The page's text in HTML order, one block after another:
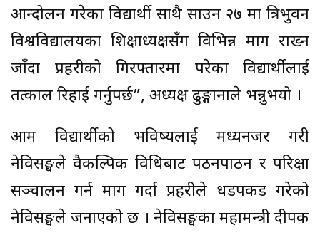
आन्दोलन गरेका विद्यार्थी साथै साउन २७ मा त्रिभुवन
विश्वविद्यालयका शिक्षाध्यक्षसँग विभिन्न माग राख्न
जाँदा प्रहरीको गिरफ्तारमा परेका विद्यार्थीलाई
तत्काल रिहाई गर्नुपर्छ”, अध्यक्ष ढुङ्गानाले भन्नुभयो ।
आम विद्यार्थीको भविष्यलाई मध्यनजर गरी
नेविसङ्घले वैकल्पिक विधिबाट पठनपाठन र परिक्षा
सञ्चालन गर्न माग गर्दा प्रहरीले धडपकड गरेको
नेविसङ्घले जनाएको छ । नेविसङ्घका महामन्त्री दीपक